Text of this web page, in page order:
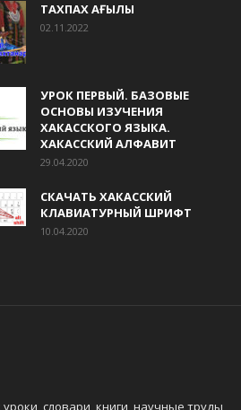
ТАХПАХ АҒЫЛЫ
02.11.2022
УРОК ПЕРВЫЙ. БАЗОВЫЕ
ОСНОВЫ ИЗУЧЕНИЯ
ХАКАССКОГО ЯЗЫКА.
ХАКАССКИЙ АЛФАВИТ
29.04.2020
СКАЧАТЬ ХАКАССКИЙ
КЛАВИАТУРНЫЙ ШРИФТ
10.04.2020
словари, книги, научные труды,